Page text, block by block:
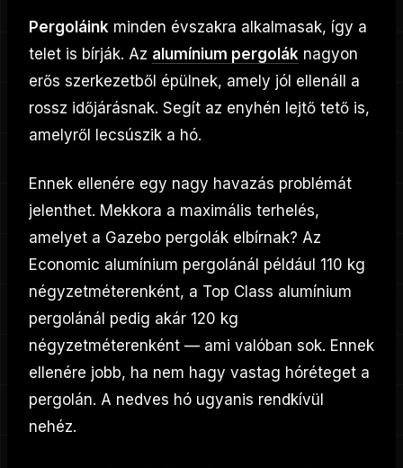
Pergoláink minden évszakra alkalmasak, így a
telet is bírják. Az alumínium pergolák nagyon
erős szerkezetből épülnek, amely jól ellenáll a
rossz időjárásnak. Segít az enyhén lejtő tető is,
amelyről lecsúszik a hó.
Ennek ellenére egy nagy havazás problémát
jelenthet. Mekkora a maximális terhelés,
amelyet a Gazebo pergolák elbírnak? Az
Economic alumínium pergolánál például 110 kg
négyzetméterenként, a Top Class alumínium
pergolánál pedig akár 120 kg
négyzetméterenként — ami valóban sok. Ennek
ellenére jobb, ha nem hagy vastag hóréteget a
pergolán. A nedves hó ugyanis rendkívül
nehéz.